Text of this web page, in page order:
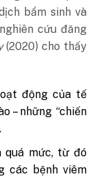
bẩm sinh và
cứu đăng
(2020) cho thấy
động của tế
– những “chiến
quá mức, từ đó
các bệnh viêm